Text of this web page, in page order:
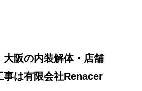
大阪の内装解体・店舗
事は有限会社Renacer